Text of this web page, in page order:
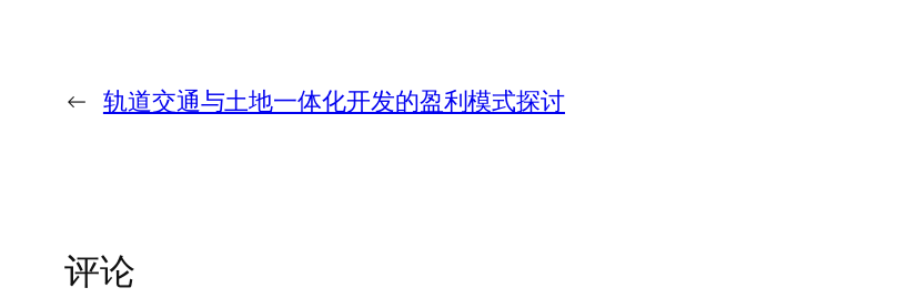
← 轨道交通与土地一体化开发的盈利模式探讨
评论